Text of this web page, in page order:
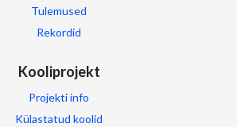
Tulemused
Rekordid
Kooliprojekt
Projekti info
Külastatud koolid